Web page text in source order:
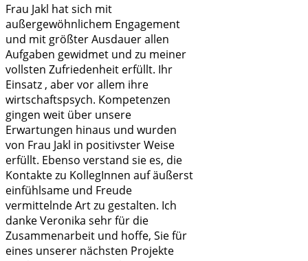
Frau Jakl hat sich mit
außergewöhnlichem Engagement
und mit größter Ausdauer allen
Aufgaben gewidmet und zu meiner
vollsten Zufriedenheit erfüllt. Ihr
Einsatz , aber vor allem ihre
wirtschaftspsych. Kompetenzen
gingen weit über unsere
Erwartungen hinaus und wurden
von Frau Jakl in positivster Weise
erfüllt. Ebenso verstand sie es, die
Kontakte zu KollegInnen auf äußerst
einfühlsame und Freude
vermittelnde Art zu gestalten. Ich
danke Veronika sehr für die
Zusammenarbeit und hoffe, Sie für
eines unserer nächsten Projekte